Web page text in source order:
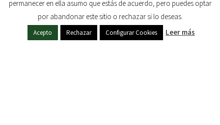
permanecer en ella asumo que estás de acuerdo, pero puedes optar
por abandonar este sitio o rechazar si lo deseas.
Acepto Rechazar Configurar Cookies Leer más